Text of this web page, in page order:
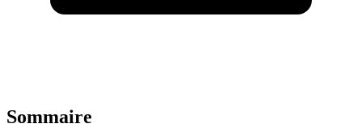
Sommaire